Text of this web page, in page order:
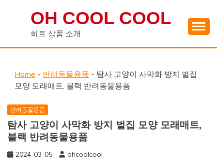
OH COOL COOL
히트 상품 소개
Home - 반려동물용품 - 탐사 고양이 사막화 방지 벌집
모양 모래매트, 블랙 반려동물용품
반려동물용품
탐사 고양이 사막화 방지 벌집 모양 모래매트,
블랙 반려동물용품
2024-03-05 ohcoolcool